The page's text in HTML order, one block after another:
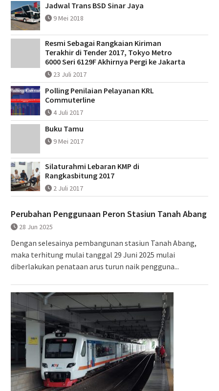
Jadwal Trans BSD Sinar Jaya
9 Mei 2018
Resmi Sebagai Rangkaian Kiriman
Terakhir di Tender 2017, Tokyo Metro
6000 Seri 6129F Akhirnya Pergi ke Jakarta
23 Juli 2017
Polling Penilaian Pelayanan KRL
Commuterline
4 Juli 2017
Buku Tamu
9 Mei 2017
Silaturahmi Lebaran KMP di
Rangkasbitung 2017
2 Juli 2017
Perubahan Penggunaan Peron Stasiun Tanah Abang
28 Jun 2025
Dengan selesainya pembangunan stasiun Tanah Abang,
maka terhitung mulai tanggal 29 Juni 2025 mulai
diberlakukan penataan arus turun naik pengguna...